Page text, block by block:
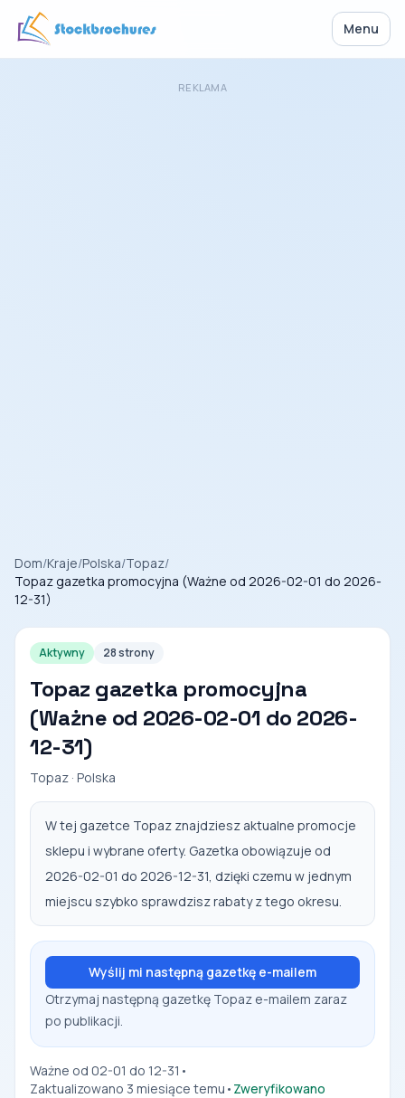
Menu
REKLAMA
Dom/Kraje/Polska/Topaz/
Topaz gazetka promocyjna (Ważne od 2026-02-01 do 2026-
12-31)
Aktywny 28 strony
Topaz gazetka promocyjna
(Ważne od 2026-02-01 do 2026-
12-31)
Topaz · Polska
W tej gazetce Topaz znajdziesz aktualne promocje
sklepu i wybrane oferty. Gazetka obowiązuje od
2026-02-01 do 2026-12-31, dzięki czemu w jednym
miejscu szybko sprawdzisz rabaty z tego okresu.
Wyślij mi następną gazetkę e-mailem
Otrzymaj następną gazetkę Topaz e-mailem zaraz
po publikacji.
Ważne od 02-01 do 12-31 •
Zaktualizowano 3 miesiące temu • Zweryfikowano